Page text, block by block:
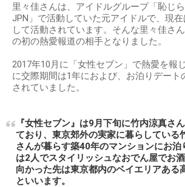
里々佳さんは、アイドルグループ「恥じ
JPN」で活動していた元アイドルで、現
して活動されています。そんな里々佳さ
の初の熱愛報道の相手となりました。
2017年10月に「女性セブン」で熱愛を報
に交際期間は1年におよび、お泊りデート
されていました。
『女性セブン』は9月下旬に竹内涼真さ
ており、東京郊外の実家に暮らしている
さんが暮らす築40年のマンションにお泊
は2人でスタイリッシュなおでん屋でお
向かった先は東京都内のベイエリアある
といいます。